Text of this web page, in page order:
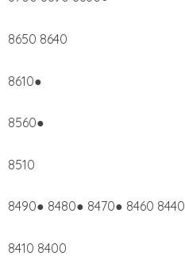
8650 8640
8610●
8560●
8510
8490● 8480● 8470● 8460 8440
8410 8400